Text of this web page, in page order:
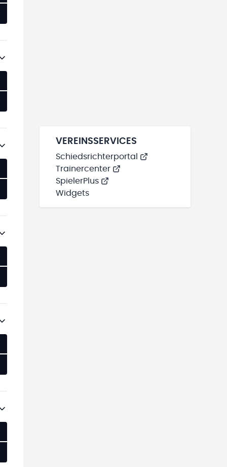
VEREINSSERVICES
Schiedsrichterportal
Trainercenter
SpielerPlus
Widgets